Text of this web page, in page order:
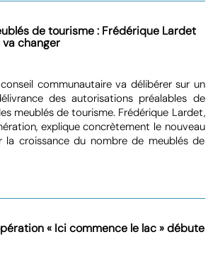
de tourisme : Frédérique Lardet
changer
communautaire va délibérer sur un
des autorisations préalables de
meublés de tourisme. Frédérique Lardet,
explique concrètement le nouveau
la croissance du nombre de meublés de
« Ici commence le lac » débute